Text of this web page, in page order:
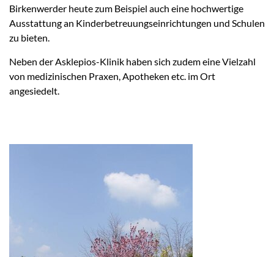
Birkenwerder heute zum Beispiel auch eine hochwertige
Ausstattung an Kinderbetreuungseinrichtungen und Schulen
zu bieten.
Neben der Asklepios-Klinik haben sich zudem eine Vielzahl
von medizinischen Praxen, Apotheken etc. im Ort
angesiedelt.